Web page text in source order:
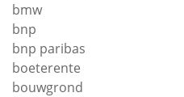
bmw
bnp
bnp paribas
boeterente
bouwgrond